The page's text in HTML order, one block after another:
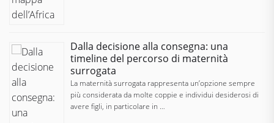
Dalla decisione alla consegna: una
timeline del percorso di maternità
surrogata
La maternità surrogata rappresenta un’opzione sempre
più considerata da molte coppie e individui desiderosi di
avere figli, in particolare in …